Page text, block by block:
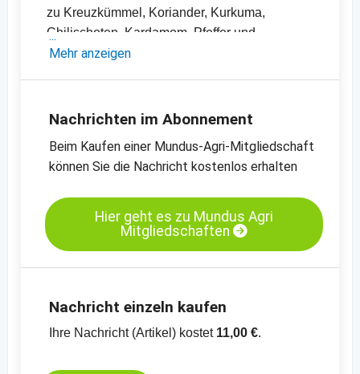
zu Kreuzkümmel, Koriander, Kurkuma,
Chilischoten, Kardamom, Pfeffer und
Bockshornklee
Nüsse, Kräuter, Hülsenfrüchte,
Mehr anzeigen
Nachrichten im Abonnement
Beim Kaufen einer Mundus-Agri-Mitgliedschaft
können Sie die Nachricht kostenlos erhalten
Hier geht es zu Mundus Agri
Mitgliedschaften
Nachricht einzeln kaufen
Ihre Nachricht (Artikel) kostet 11,00 €.